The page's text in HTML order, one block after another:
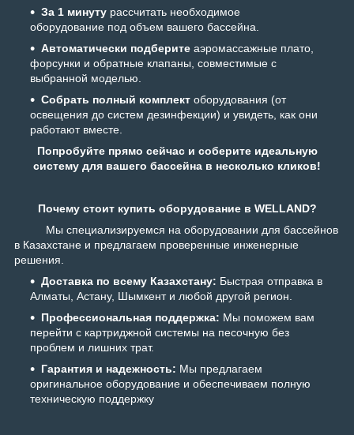
За 1 минуту рассчитать необходимое
оборудование под объем вашего бассейна.
Автоматически подберите аэромассажные плато,
форсунки и обратные клапаны, совместимые с
выбранной моделью.
Собрать полный комплект оборудования (от
освещения до систем дезинфекции) и увидеть, как они
работают вместе.
Попробуйте прямо сейчас и соберите идеальную
систему для вашего бассейна в несколько кликов!
Почему стоит купить оборудование в WELLAND?
Мы специализируемся на оборудовании для бассейнов
в Казахстане и предлагаем проверенные инженерные
решения.
Доставка по всему Казахстану: Быстрая отправка в
Алматы, Астану, Шымкент и любой другой регион.
Профессиональная поддержка: Мы поможем вам
перейти с картриджной системы на песочную без
проблем и лишних трат.
Гарантия и надежность: Мы предлагаем
оригинальное оборудование и обеспечиваем полную
техническую поддержку